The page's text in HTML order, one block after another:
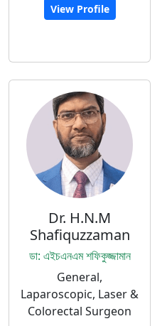
View Profile
Dr. H.N.M
Shafiquzzaman
ডা: এইচএনএম শফিকুজ্জামান
General,
Laparoscopic, Laser &
Colorectal Surgeon